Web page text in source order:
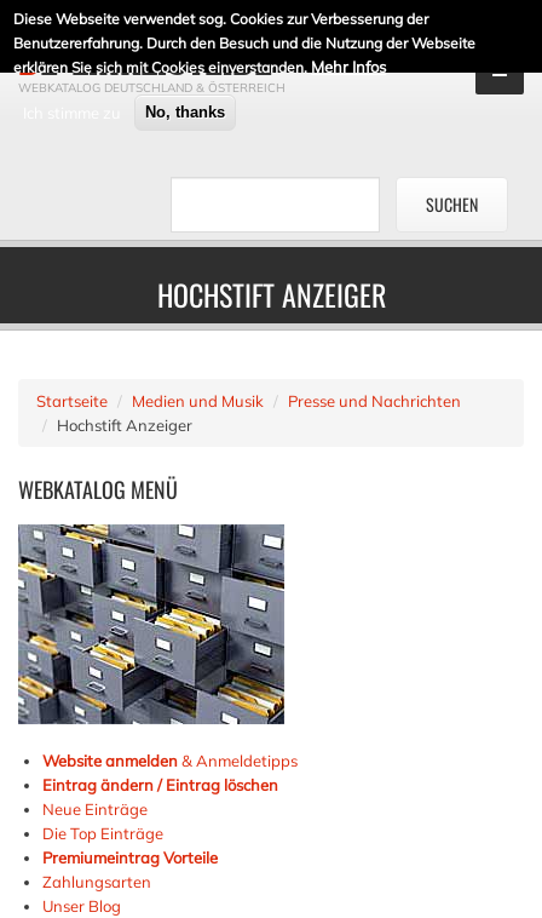
Diese Webseite verwendet sog. Cookies zur Verbesserung der
Benutzererfahrung. Durch den Besuch und die Nutzung der Webseite
erklären Sie sich mit Cookies einverstanden. Mehr Infos
No, thanks
DE-LINKLISTE.DE
WEBKATALOG DEUTSCHLAND & ÖSTERREICH
HOCHSTIFT ANZEIGER
Startseite Medien und Musik
Presse und Nachrichten
Hochstift Anzeiger
WEBKATALOG MENÜ
Website anmelden& Anmeldetipps
Eintrag ändern / Eintrag löschen
Neue Einträge
Die Top Einträge
Premiumeintrag Vorteile
Zahlungsarten
Unser Blog